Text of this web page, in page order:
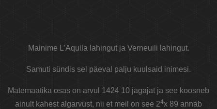
Mainime L’Aquila lahingut ja Verneuili lahingut.
Samuti sündis sel päeval palju kuulsaid inimesi.
Matemaatika osas on arvul 1424 10 jagajat ja see koosneb
ainult kahest algarvust, nii et meil on see 24x 89 annab